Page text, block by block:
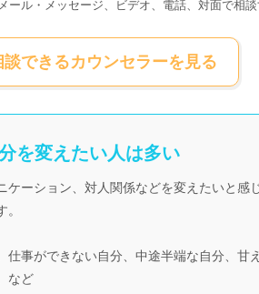
ル・メッセージ、ビデオ、電話、対面で相談
談できるカウンセラーを見る
を変えたい人は多い
ーション、対人関係などを変えたいと感
事ができない自分、中途半端な自分、甘
など